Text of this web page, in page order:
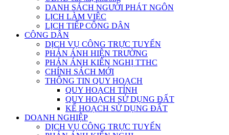
DANH SÁCH NGƯỜI PHÁT NGÔN
LỊCH LÀM VIỆC
LỊCH TIẾP CÔNG DÂN
CÔNG DÂN
DỊCH VỤ CÔNG TRỰC TUYẾN
PHẢN ÁNH HIỆN TRƯỜNG
PHẢN ÁNH KIẾN NGHỊ TTHC
CHÍNH SÁCH MỚI
THÔNG TIN QUY HOẠCH
QUY HOẠCH TỈNH
QUY HOẠCH SỬ DỤNG ĐẤT
KẾ HOẠCH SỬ DỤNG ĐẤT
DOANH NGHIỆP
DỊCH VỤ CÔNG TRỰC TUYẾN